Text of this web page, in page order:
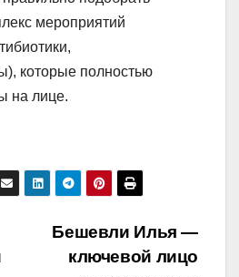
мероприятий
которые полностью
на лице.
Бешевли Илья —
ключевой лицо